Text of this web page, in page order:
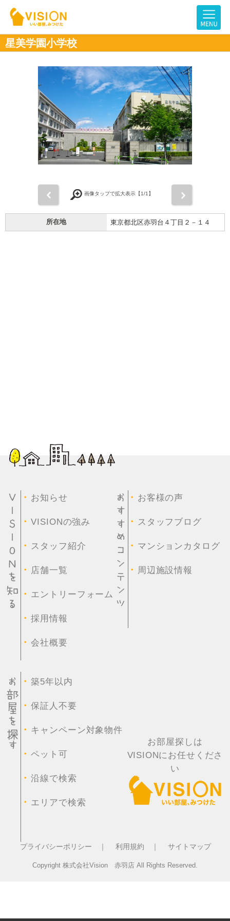
星美学園小学校
画像タップで拡大表示【1/1】
所在地 東京都北区赤羽台４丁目２－１４
・ お知らせ
・VISIONの強み
・ スタッフ紹介
・ 店舗一覧
・ エントリーフォーム
・採用情報
・会社概要
・ お客様の声
・ スタッフブログ
・ マンションカタログ
・ 周辺施設情報
・築5年以内
・保証人不要
・ キャンペーン対象物件
・ペット可
・沿線で検索
・ エリアで検索
お部屋探しは
VISIONにお任せくださ
い
プライバシーポリシー ｜ 利用規約 ｜ サイトマップ
Copyright 株式会社Vision 赤羽店 All Rights Reserved.